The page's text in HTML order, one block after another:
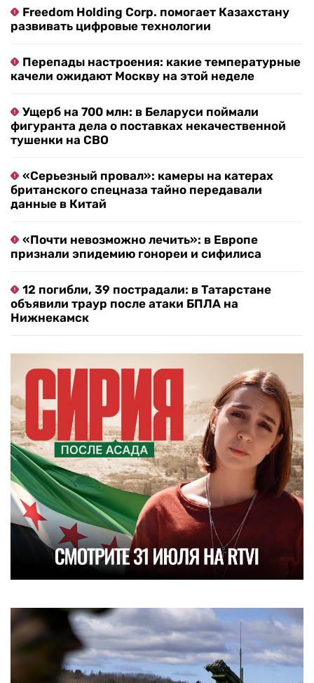
Freedom Holding Corp. помогает Казахстану
развивать цифровые технологии
Перепады настроения: какие температурные
качели ожидают Москву на этой неделе
Ущерб на 700 млн: в Беларуси поймали
фигуранта дела о поставках некачественной
тушенки на СВО
«Серьезный провал»: камеры на катерах
британского спецназа тайно передавали
данные в Китай
«Почти невозможно лечить»: в Европе
признали эпидемию гонореи и сифилиса
12 погибли, 39 пострадали: в Татарстане
объявили траур после атаки БПЛА на
Нижнекамск